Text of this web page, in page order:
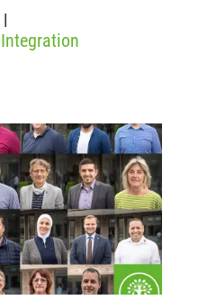
|
Integration